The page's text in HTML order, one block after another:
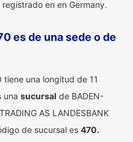
registrado en en Germany.
es de una sede o de
tiene una longitud de 11
una sucursal de BADEN-
AS LANDESBANK
de sucursal es 470.